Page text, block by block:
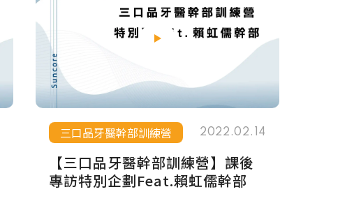
三口品牙醫幹部訓練營 2022.02.14
【三口品牙醫幹部訓練營】課後
專訪特別企劃Feat.賴虹儒幹部